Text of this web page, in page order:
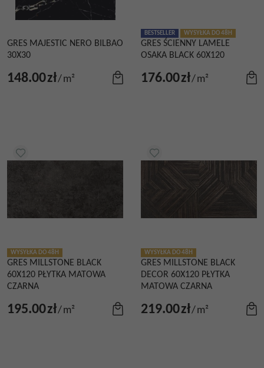
GRES MAJESTIC NERO BILBAO
30X30
148.00zł/m²
BESTSELLER WYSYŁKA DO 48H
GRES ŚCIENNY LAMELE
OSAKA BLACK 60X120
176.00zł/m²
WYSYŁKA DO 48H
GRES MILLSTONE BLACK
60X120 PŁYTKA MATOWA
CZARNA
195.00zł/m²
WYSYŁKA DO 48H
GRES MILLSTONE BLACK
DECOR 60X120 PŁYTKA
MATOWA CZARNA
219.00zł/m²